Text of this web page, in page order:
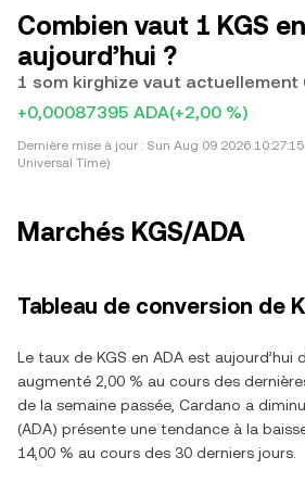
Combien vaut 1 KGS
aujourd’hui ?
1 som kirghize vaut actuellement
+0,00087395 ADA(+2,00 %)
Dernière mise à jour : Sun Aug 09 2026
Universal Time)
Marchés KGS/ADA
Tableau de conversion de
Le taux de KGS en ADA est aujourd’hui
augmenté 2,00 % au cours des
de la semaine passée, Cardano a
(ADA) présente une tendance à la
14,00 % au cours des 30 derniers jours.